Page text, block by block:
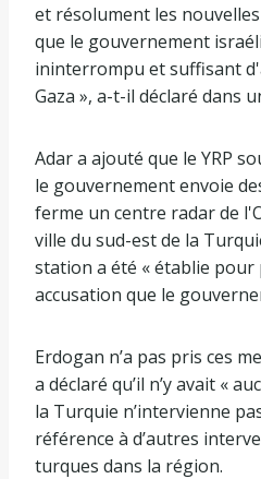
et résolument les
que le gouvernement
ininterrompu et suffisant
Gaza », a-t-il déclaré dans
Adar a ajouté que le YRP
le gouvernement envoie
ferme un centre radar de
ville du sud-est de la
station a été « établie
accusation que le
Erdogan n’a pas pris ces
a déclaré qu’il n’y avait «
la Turquie n’intervienne
référence à d’autres
turques dans la région.